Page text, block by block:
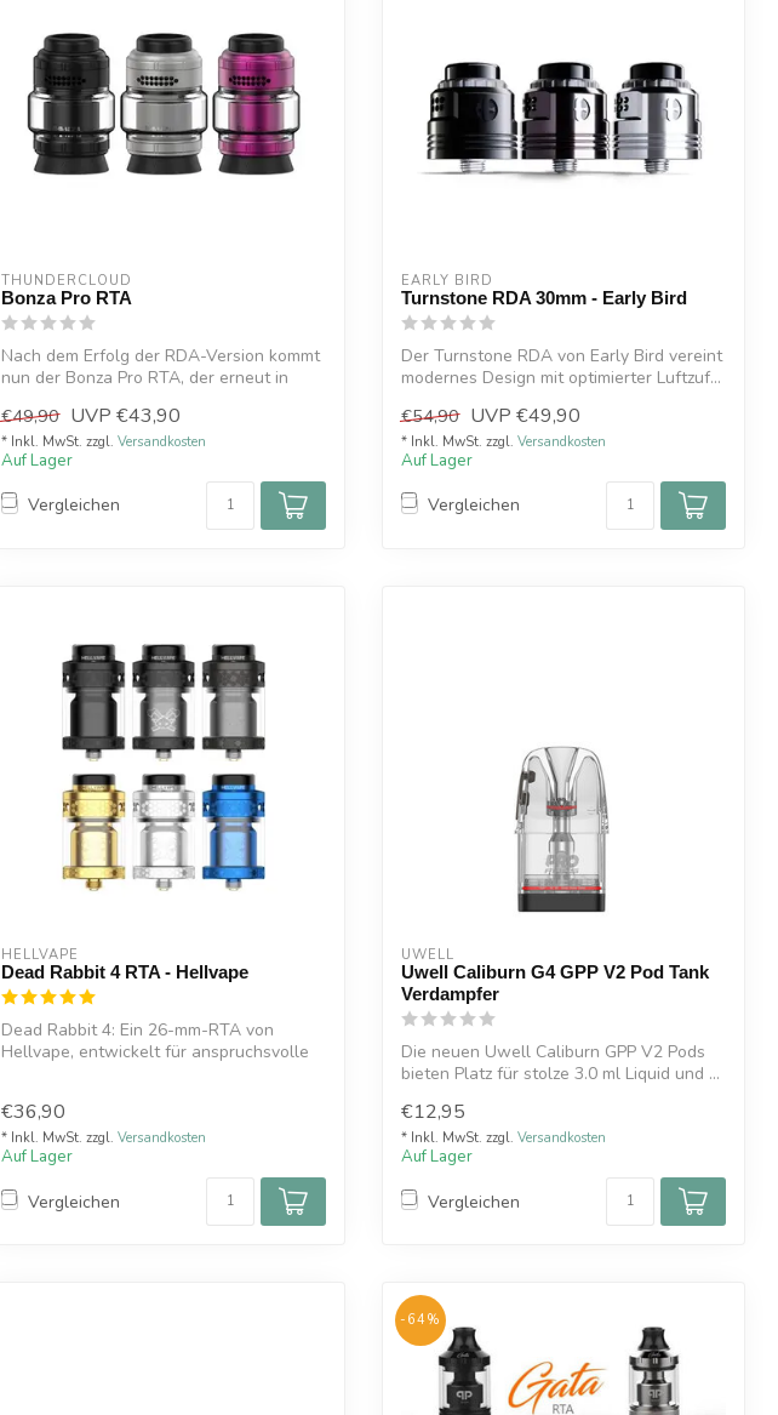
THUNDERCLOUD
Bonza Pro RTA
Nach dem Erfolg der RDA-Version kommt
nun der Bonza Pro RTA, der erneut in
€49,90 UVP €43,90
* Inkl. MwSt. zzgl. Versandkosten
Auf Lager
Vergleichen
EARLY BIRD
Turnstone RDA 30mm - Early Bird
Der Turnstone RDA von Early Bird vereint
modernes Design mit optimierter Luftzuf...
€54,90 UVP €49,90
* Inkl. MwSt. zzgl. Versandkosten
Auf Lager
Vergleichen
HELLVAPE
Dead Rabbit 4 RTA - Hellvape
Dead Rabbit 4: Ein 26-mm-RTA von
Hellvape, entwickelt für anspruchsvolle
€36,90
* Inkl. MwSt. zzgl. Versandkosten
Auf Lager
Vergleichen
UWELL
Uwell Caliburn G4 GPP V2 Pod Tank
Verdampfer
Die neuen Uwell Caliburn GPP V2 Pods
bieten Platz für stolze 3.0 ml Liquid und ...
€12,95
* Inkl. MwSt. zzgl. Versandkosten
Auf Lager
Vergleichen
-64%